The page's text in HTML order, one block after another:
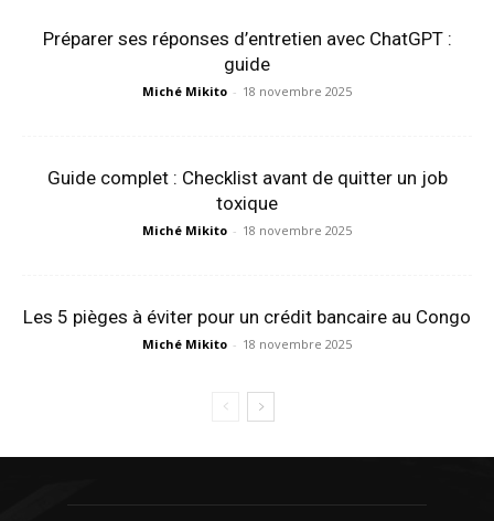
Préparer ses réponses d’entretien avec ChatGPT :
guide
Miché Mikito - 18 novembre 2025
Guide complet : Checklist avant de quitter un job
toxique
Miché Mikito - 18 novembre 2025
Les 5 pièges à éviter pour un crédit bancaire au Congo
Miché Mikito - 18 novembre 2025